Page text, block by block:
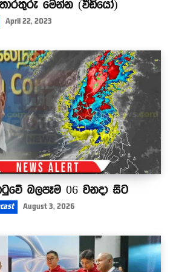
මෙන්න (වීඩියෝ)
April 22, 2023
බලපෑම 06 වනදා සිට
August 3, 2026